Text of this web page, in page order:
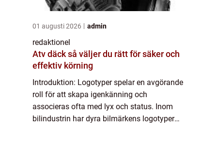
01 augusti 2026 admin
redaktionel
Atv däck så väljer du rätt för säker och
effektiv körning
Introduktion: Logotyper spelar en avgörande
roll för att skapa igenkänning och
associeras ofta med lyx och status. Inom
bilindustrin har dyra bilmärkens logotyper